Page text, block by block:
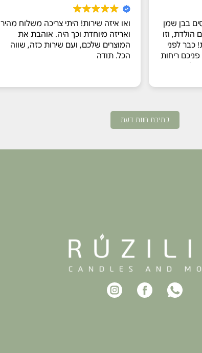
ואו איזה שירות! היתי צריכה משלוח מהיר
ואריזה מיוחדת וכך היה. אוהבת את
המוצרים שלכם, ועם שירות כזה, שווה
הכל. תודה
בבן שמן
הולדת, וזו
כבר לפני
ריחות
הסברים
ואפילו
לבחור רק
של יצירה
שוב.
כתיבת חוות דעת